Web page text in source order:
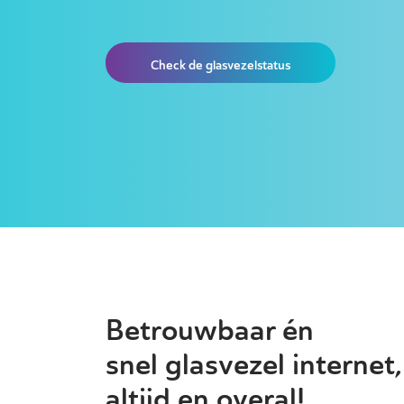
Check de glasvezelstatus
Betrouwbaar én
snel glasvezel internet,